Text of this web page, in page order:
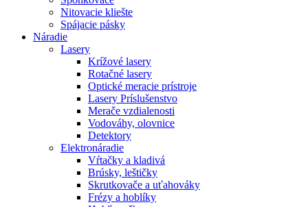
Nitovacie kliešte
Spájacie pásky
Náradie
Lasery
Krížové lasery
Rotačné lasery
Optické meracie prístroje
Lasery Príslušenstvo
Merače vzdialenosti
Vodováhy, olovnice
Detektory
Elektronáradie
Vŕtačky a kladivá
Brúsky, leštičky
Skrutkovače a uťahováky
Frézy a hoblíky